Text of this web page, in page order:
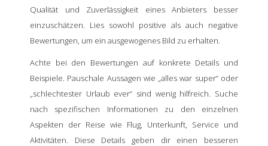
Qualität und Zuverlässigkeit eines Anbieters besser
einzuschätzen. Lies sowohl positive als auch negative
Bewertungen, um ein ausgewogenes Bild zu erhalten.
Achte bei den Bewertungen auf konkrete Details und
Beispiele. Pauschale Aussagen wie „alles war super“ oder
„schlechtester Urlaub ever“ sind wenig hilfreich. Suche
nach spezifischen Informationen zu den einzelnen
Aspekten der Reise wie Flug, Unterkunft, Service und
Aktivitäten. Diese Details geben dir einen besseren